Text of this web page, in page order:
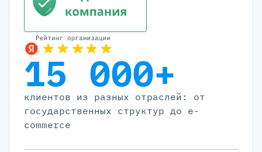
15 000+
клиентов из разных отраслей: от
государственных структур до e-
commerce